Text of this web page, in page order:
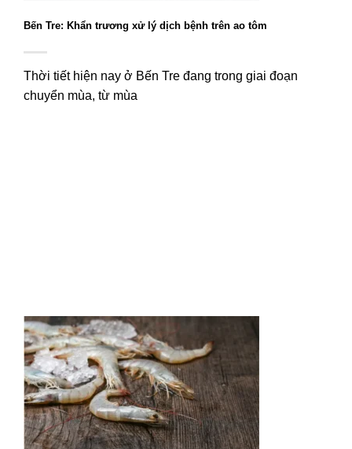
Bến Tre: Khẩn trương xử lý dịch bệnh trên ao tôm
Thời tiết hiện nay ở Bến Tre đang trong giai đoạn
chuyển mùa, từ mùa